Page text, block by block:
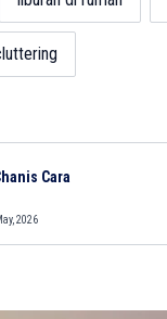
Cara
2026